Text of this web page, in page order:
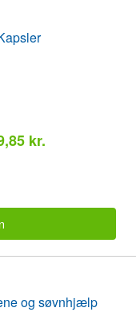
kr.
og søvnhjælp